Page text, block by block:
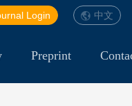
中文
Login
Preprint